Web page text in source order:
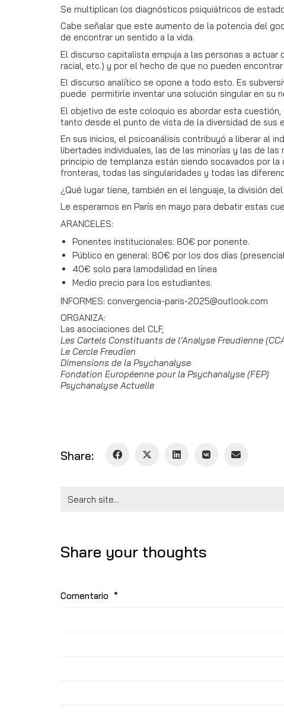
Se multiplican los diagnósticos psiquiátricos de
Cabe señalar que este aumento de la potencia del
de encontrar un sentido a la vida.
El discurso capitalista empuja a las personas a actuar
racial, etc.) y por el hecho de que no pueden
El discurso analítico se opone a todo esto. Es
puede permitirle inventar una solución singular en su
El objetivo de este coloquio es abordar esta
tanto desde el punto de vista de la diversidad de
En sus inicios, el psicoanálisis contribuyó a liberar al
libertades individuales, las de las minorías y las de
principio de templanza están siendo socavados por
fronteras, todas las singularidades y todas las
¿Qué lugar tiene, también en el lenguaje, la división
Le esperamos en París en mayo para debatir estas
ARANCELES:
Ponentes institucionales: 80€ por ponente.
Público en general: 80€ por los dos días
40€ solo para lamodalidad en línea
Medio precio para los estudiantes.
INFORMES: convergencia-paris-2025@outlook.com
ORGANIZA:
Las asociaciones del CLF,
Les Cartels Constituants de l’Analyse Freudienne
Le Cercle Freudien
Dimensions de la Psychanalyse
Fondation Européenne pour la Psychanalyse (FEP)
Psychanalyse Actuelle
Share:
for:
Share your thoughts
Comentario *